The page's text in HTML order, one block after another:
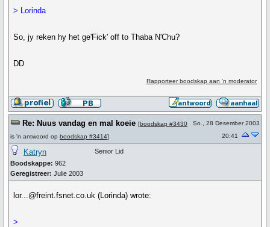
> Lorinda
So, jy reken hy het ge'Fick' off to Thaba N'Chu?
DD
Rapporteer boodskap aan 'n moderator
Re: Nuus vandag en mal koeie [boodskap #3430
is 'n antwoord op boodskap #3414]
So., 28 Desember 2003
20:41
Katryn
Boodskappe: 962
Geregistreer: Julie 2003
Senior Lid
lor...@freint.fsnet.co.uk (Lorinda) wrote:
>